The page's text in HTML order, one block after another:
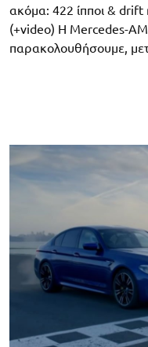
ακόμα: 422 ίπποι &
(+video) Η Mercedes-
παρακολουθήσουμε,